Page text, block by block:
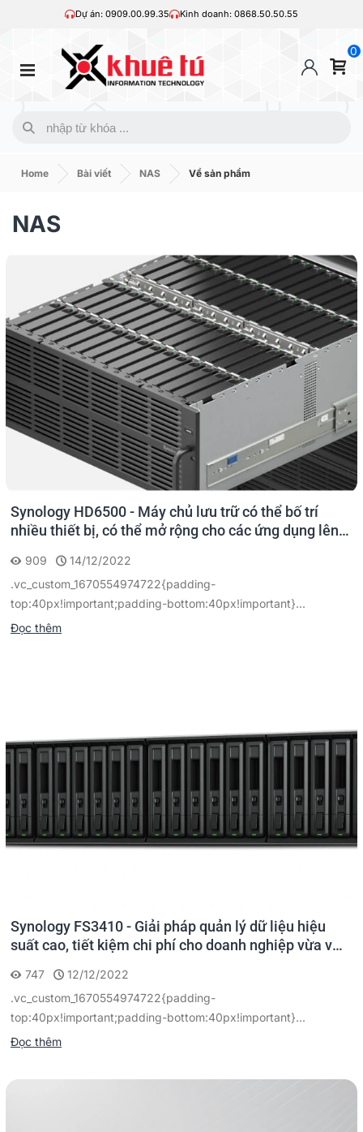
Dự án: 0909.00.99.35 Kinh doanh: 0868.50.50.55
0
Home Bài viết NAS Về sản phẩm
NAS
Synology HD6500 - Máy chủ lưu trữ có thể bố trí
nhiều thiết bị, có thể mở rộng cho các ứng dụng lên
909
14/12/2022
.vc_custom_1670554974722{padding-
top:40px!important;padding-bottom:40px!important}...
Đọc thêm
Synology FS3410 - Giải pháp quản lý dữ liệu hiệu
suất cao, tiết kiệm chi phí cho doanh nghiệp vừa và
747
12/12/2022
.vc_custom_1670554974722{padding-
top:40px!important;padding-bottom:40px!important}...
Đọc thêm